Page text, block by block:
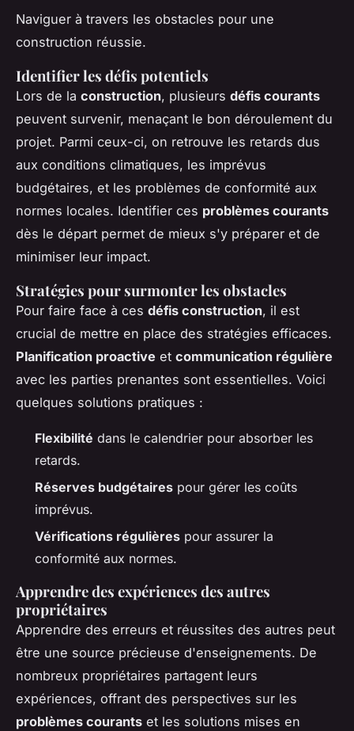
Naviguer à travers les obstacles pour une
construction réussie.
Identifier les défis potentiels
Lors de la construction, plusieurs défis courants
peuvent survenir, menaçant le bon déroulement du
projet. Parmi ceux-ci, on retrouve les retards dus
aux conditions climatiques, les imprévus
budgétaires, et les problèmes de conformité aux
normes locales. Identifier ces problèmes courants
dès le départ permet de mieux s'y préparer et de
minimiser leur impact.
Stratégies pour surmonter les obstacles
Pour faire face à ces défis construction, il est
crucial de mettre en place des stratégies efficaces.
Planification proactive et communication régulière
avec les parties prenantes sont essentielles. Voici
quelques solutions pratiques :
Flexibilité dans le calendrier pour absorber les
retards.
Réserves budgétaires pour gérer les coûts
imprévus.
Vérifications régulières pour assurer la
conformité aux normes.
Apprendre des expériences des autres
propriétaires
Apprendre des erreurs et réussites des autres peut
être une source précieuse d'enseignements. De
nombreux propriétaires partagent leurs
expériences, offrant des perspectives sur les
problèmes courants et les solutions mises en